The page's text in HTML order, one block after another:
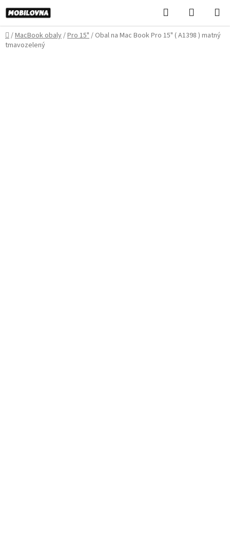
Prejsť
na
obsah
Hľadať
KOŠÍK
Domov
/MacBook obaly/Pro 15"/ Obal na Mac Book Pro 15" ( A1398 ) matný
tmavozelený